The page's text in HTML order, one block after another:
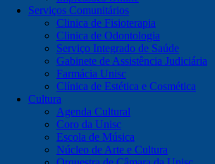
Serviços Comunitários
Clinica de Fisioterapia
Clinica de Odontologia
Serviço Integrado de Saúde
Gabinete de Assistência Judiciária
Farmácia Unisc
Clínica de Estética e Cosmética
Cultura
Agenda Cultural
Coro da Unisc
Escola de Música
Núcleo de Arte e Cultura